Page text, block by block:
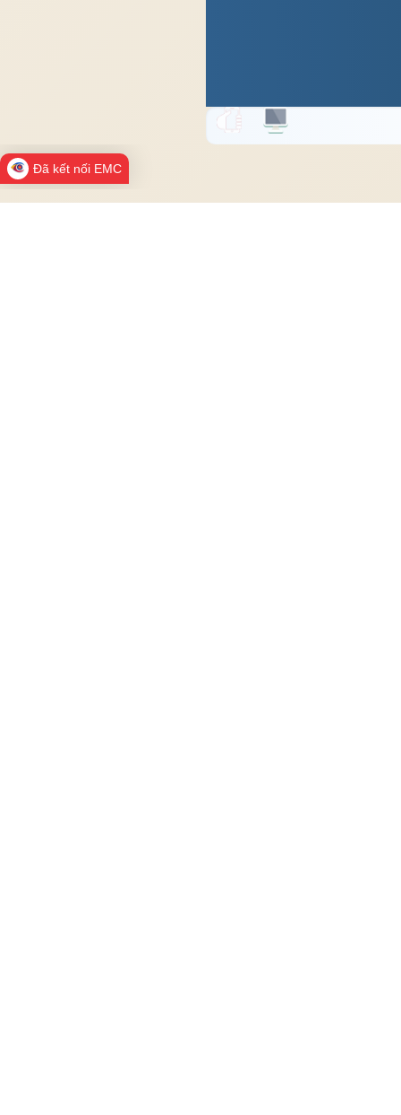
Đã kết nối EMC